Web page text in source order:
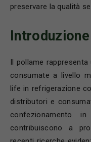
preservare la qualità
Introduzione
Il pollame
consumate a livello
life in refrigerazione
distributori e
confezionamento
contribuiscono a